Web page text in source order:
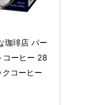
珈琲店 パー
コーヒー 28
コーヒー